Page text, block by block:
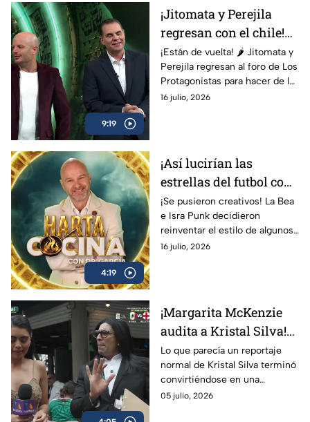
9:19
¡Jitomata y Perejila
regresan con el chile!
Nadie se salvó en Los
Protagonistas
¡Están de vuelta! 🌶️ Jitomata y
Perejila regresan al foro de Los
Protagonistas para hacer de las
suyas con un divertido reto
16 julio, 2026
4:19
¡Así lucirían las
estrellas del futbol con
un nuevo look! | Los
Protagonistas
¡Se pusieron creativos! La Bea
e Isra Punk decidieron
reinventar el estilo de algunos
de los mejores jugadores del
16 julio, 2026
¡Margarita McKenzie
audita a Kristal Silva!
La misión termina en
un caos total
Lo que parecía un reportaje
normal de Kristal Silva terminó
convirtiéndose en una
auténtica locura cuando
05 julio, 2026